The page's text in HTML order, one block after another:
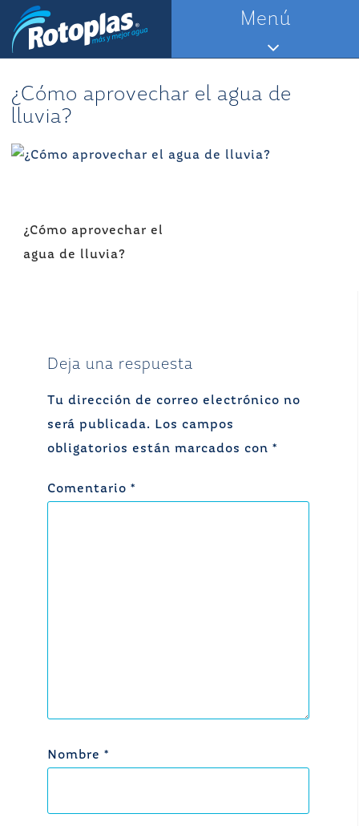
Saltar
contenido
Menú
¿Cómo aprovechar el agua de
lluvia?
Navegación
de
¿Cómo aprovechar el
agua de lluvia?
Deja una respuesta
Tu dirección de correo electrónico no
será publicada.
Los campos
obligatorios están marcados con *
Comentario *
Nombre *